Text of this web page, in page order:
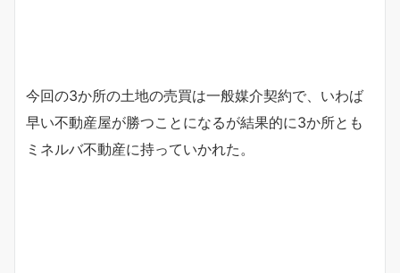
今回の3か所の土地の売買は一般媒介契約で、いわば
早い不動産屋が勝つことになるが結果的に3か所とも
ミネルバ不動産に持っていかれた。